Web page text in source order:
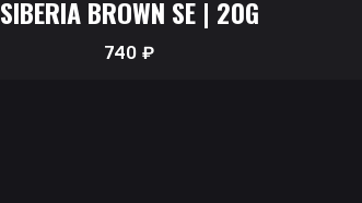
SIBERIA BROWN SE | 20G
740₽